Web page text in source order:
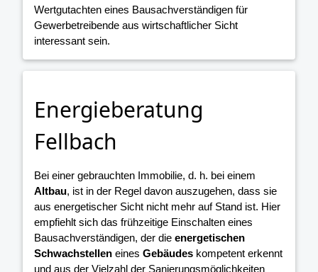
Wertgutachten eines Bausachverständigen für
Gewerbetreibende aus wirtschaftlicher Sicht
interessant sein.
Energieberatung
Fellbach
Bei einer gebrauchten Immobilie, d. h. bei einem
Altbau, ist in der Regel davon auszugehen, dass sie
aus energetischer Sicht nicht mehr auf Stand ist. Hier
empfiehlt sich das frühzeitige Einschalten eines
Bausachverständigen, der die energetischen
Schwachstellen eines Gebäudes kompetent erkennt
und aus der Vielzahl der Sanierungsmöglichkeiten